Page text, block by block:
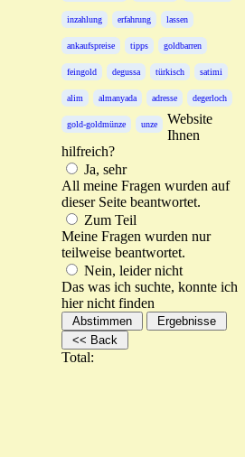
inzahlung erfahrung lassen
ankaufspreise tipps goldbarren
feingold degussa türkisch satimi
alim almanyada adresse degerloch
gold-goldmünze unze
Website
Ihnen
hilfreich?
Ja, sehr
All meine Fragen wurden auf
dieser Seite beantwortet.
Zum Teil
Meine Fragen wurden nur
teilweise beantwortet.
Nein, leider nicht
Das was ich suchte, konnte ich
hier nicht finden
Total: